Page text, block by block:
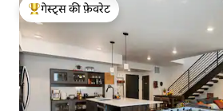
गेस्ट्स का टॉप फ़ेवरेट
गेस्ट्स की फ़ेवरेट